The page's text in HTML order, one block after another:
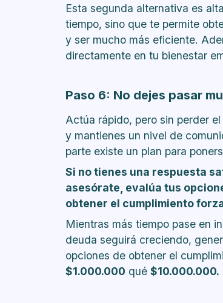
Esta segunda alternativa es
tiempo, sino que te permite
y ser mucho más eficiente.
directamente en tu bienestar
Paso 6: No dejes pasar
Actúa rápido, pero sin perder
y mantienes un nivel de
parte existe un plan para
Si no tienes una respuesta
asesórate, evalúa tus
obtener el cumplimiento
Mientras más tiempo pase en
deuda seguirá creciendo,
opciones de obtener el
$1.000.000 qué $10.000.000.